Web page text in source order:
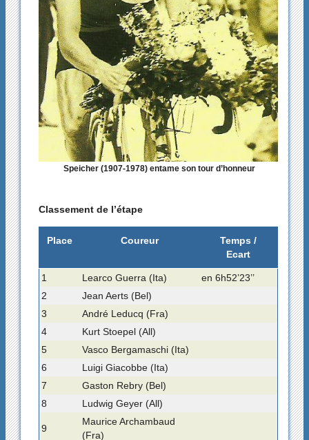
Speicher (1907-1978) entame son tour d’honneur
Classement de l’étape
Place Coureur
Temps /
Ecart
1 Learco Guerra (Ita)
en 6h52’23’’
2
Jean Aerts (Bel)
3
André Leducq (Fra)
4
Kurt Stoepel (All)
5
Vasco Bergamaschi (Ita)
6
Luigi Giacobbe (Ita)
7
Gaston Rebry (Bel)
8
Ludwig Geyer (All)
9
Maurice Archambaud
(Fra)